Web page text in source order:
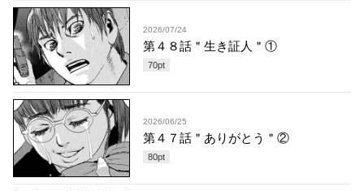
2026/07/24
第４８話＂生き証人＂①
70pt
2026/06/25
第４７話＂ありがとう＂②
80pt